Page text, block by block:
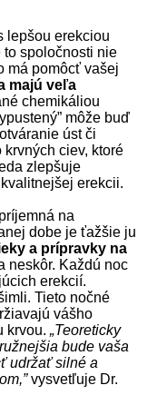
lepšou erekciou
to spoločnosti nie
má pomôcť vašej
majú veľa
chemikáliou
môže buď
úst či
ciev, ktoré
zlepšuje
erekcii.
na
dobe je ťažšie ju
a prípravky na
neskôr. Každú noc
erekcií.
Tieto nočné
vášho
krvou. „Teoreticky
bude vaša
udržať silné a
vysvetľuje Dr.